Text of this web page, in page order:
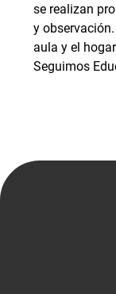
se realizan
y
aula y el
Seguimos